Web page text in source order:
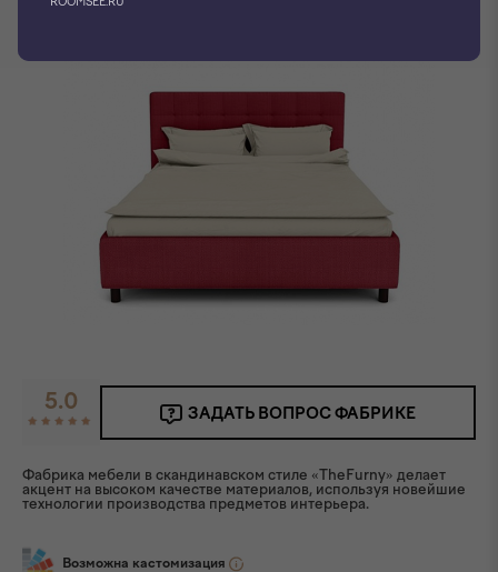
Фото производителя
5.0 ЗАДАТЬ ВОПРОС ФАБРИКЕ
Фабрика мебели в скандинавском стиле «TheFurny» делает
акцент на высоком качестве материалов, используя новейшие
технологии производства предметов интерьера.
Возможна кастомизация